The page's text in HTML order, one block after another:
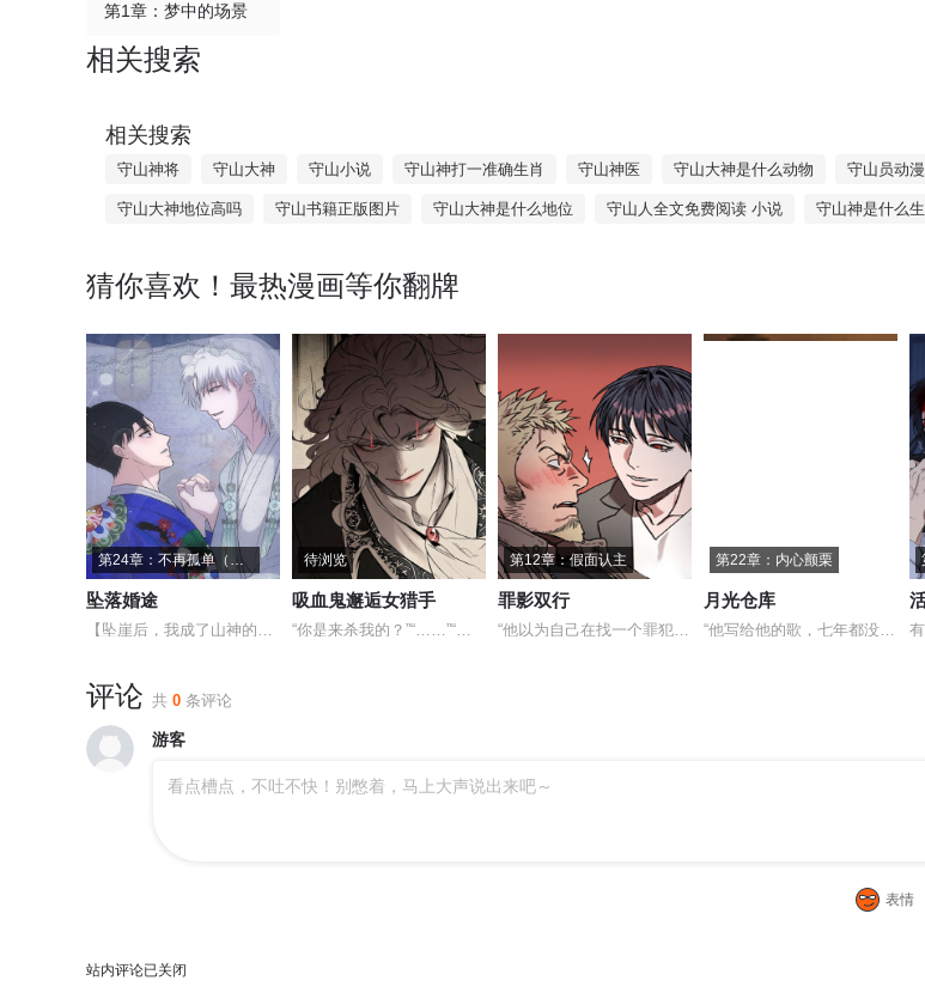
第1章：梦中的场景
相关搜索
相关搜索
守山神将 守山大神 守山小说 守山神打一准确生肖 守山神医 守山大神是什么动物 守山员动
守山大神地位高吗 守山书籍正版图片 守山大神是什么地位 守山人全文免费阅读 小说 守山神是什么
猜你喜欢！最热漫画等你翻牌
第24章：不再孤单（完结）
坠落婚途
【坠崖后，我成了山神的落跑新娘】加班到崩溃的刘英，在项目汇报前夜失足坠
待浏览
吸血鬼邂逅女猎手
“你是来杀我的？”“……”“那就动手。”他摊开手，露出脖颈，“可你的刀
第12章：假面认主
罪影双行
“他以为自己在找一个罪犯——结果找到了一个和自己一样，在暗处行走的人。
第22章：内心颤栗
月光仓库
“他写给他的歌，七年都没有发表——不是不想，是不知道他还会不会听。”直
评论 共 0 条评论
游客
看点槽点，不吐不快！别憋着，马上大声说出来吧～
表情
站内评论已关闭